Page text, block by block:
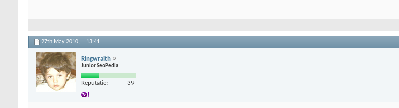
27th May 2010, 13:41
Ringwraith
Junior SeoPedia
Reputatie: 39